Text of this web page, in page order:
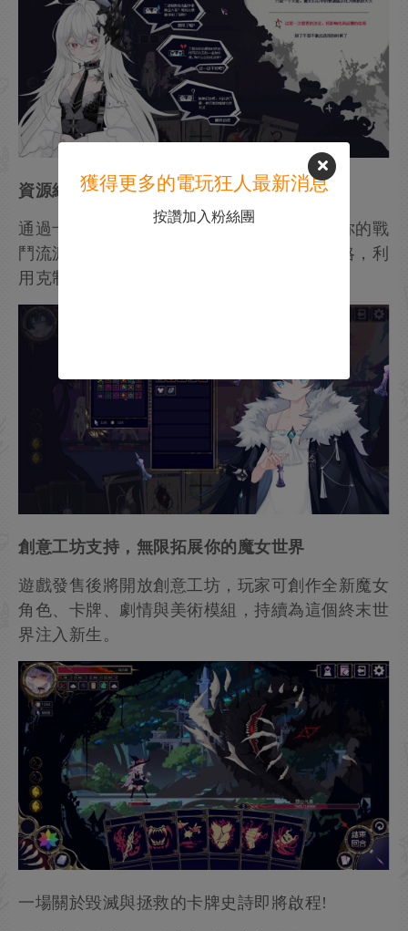
資源經營，構築無懈可擊的體系
通過卡牌、遺物、祝福三大維度，構建屬於你的戰
鬥流派。應對不同能力的敵人，靈活調整策略，利
用克制打出華麗反擊。
創意工坊支持，無限拓展你的魔女世界
遊戲發售後將開放創意工坊，玩家可創作全新魔女
角色、卡牌、劇情與美術模組，持續為這個終末世
界注入新生。
一場關於毀滅與拯救的卡牌史詩即將啟程!
獲得更多的電玩狂人最新消息
按讚加入粉絲團